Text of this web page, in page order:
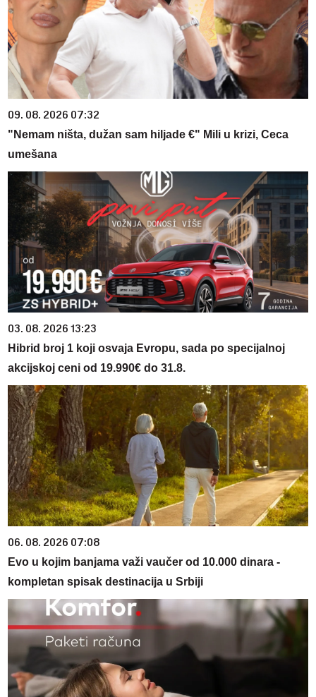
09. 08. 2026 07:32
"Nemam ništa, dužan sam hiljade €" Mili u krizi, Ceca
umešana
03. 08. 2026 13:23
Hibrid broj 1 koji osvaja Evropu, sada po specijalnoj
akcijskoj ceni od 19.990€ do 31.8.
06. 08. 2026 07:08
Evo u kojim banjama važi vaučer od 10.000 dinara -
kompletan spisak destinacija u Srbiji